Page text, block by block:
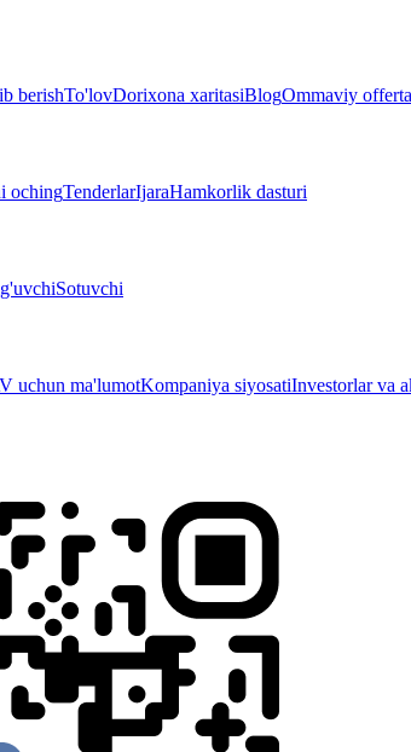
berishTo'lovDorixona xaritasiBlogOmmaviy offerta
ochingTenderlarIjaraHamkorlik dasturi
Sotuvchi
uchun ma'lumotKompaniya siyosatiInvestorlar va